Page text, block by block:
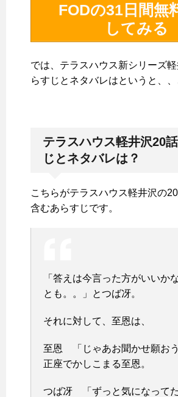
FODの31日間無
してみる
では、テラスハウス新シリーズ
らすじとネタバレはというと、、
テラスハウス軽井沢20
じとネタバレは？
こちらがテラスハウス軽井沢の
含むあらすじです。
「答えは今言った方がいいか
とも。。」とつば冴。
それに対して、至恩は、
至恩 「じゃあお聞かせ願おう
正座でかしこまる至恩。
つば冴 「ずっと気になって